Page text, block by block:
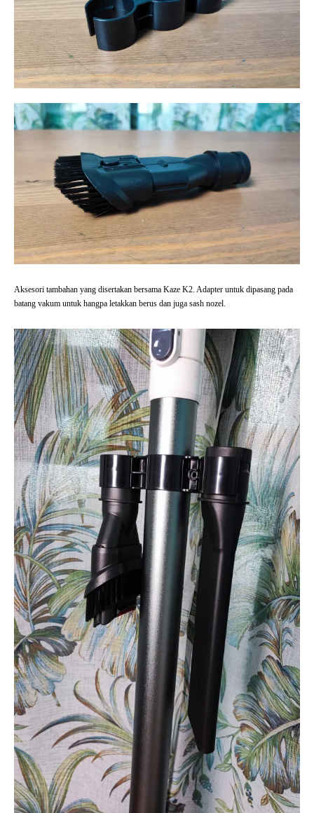
Aksesori tambahan yang disertakan bersama Kaze K2. Adapter untuk dipasang pada
batang vakum untuk hangpa letakkan berus dan juga sash nozel.